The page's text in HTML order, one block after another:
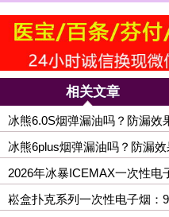
相关文章
冰熊6.0S烟弹漏油吗？防漏效
冰熊6plus烟弹漏油吗？防漏
2026年冰暴ICEMAX一次性电
崧盒扑克系列一次性电子烟：